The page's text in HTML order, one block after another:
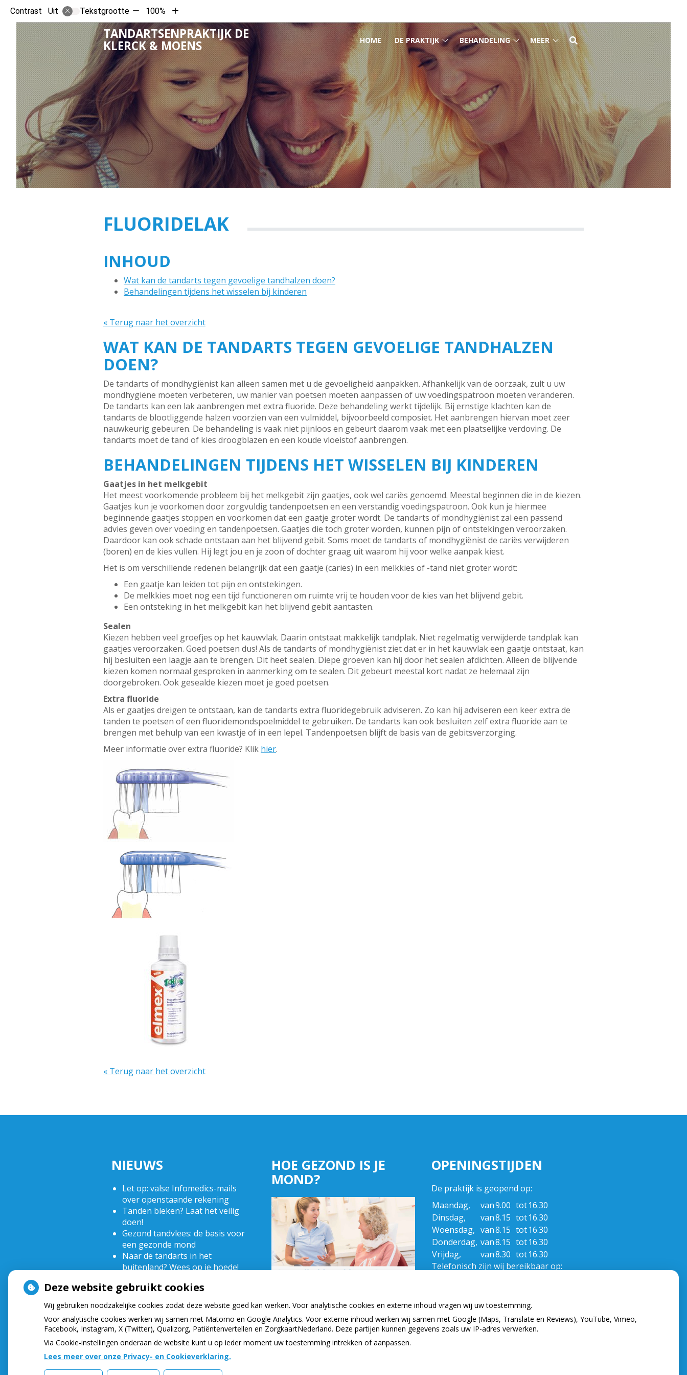
Contrast Uit Tekstgrootte Tekst
verkleinen
met
10%
100%
Tekst
vergroten
met
10%
TANDARTSENPRAKTIJK DE
KLERCK & MOENS HOOFDMENU
HOME DE PRAKTIJK
De
praktijk
submenu
BEHANDELING
Behandeling
submenu
MEER
Meer
submenu
FLUORIDELAK
INHOUD
Wat kan de tandarts tegen gevoelige tandhalzen doen?
Behandelingen tijdens het wisselen bij kinderen
« Terug naar het overzicht
WAT KAN DE TANDARTS TEGEN GEVOELIGE TANDHALZEN
DOEN?
De tandarts of mondhygiënist kan alleen samen met u de gevoeligheid aanpakken. Afhankelijk van de oorzaak, zult u uw
mondhygiëne moeten verbeteren, uw manier van poetsen moeten aanpassen of uw voedingspatroon moeten veranderen.
De tandarts kan een lak aanbrengen met extra fluoride. Deze behandeling werkt tijdelijk. Bij ernstige klachten kan de
tandarts de blootliggende halzen voorzien van een vulmiddel, bijvoorbeeld composiet. Het aanbrengen hiervan moet zeer
nauwkeurig gebeuren. De behandeling is vaak niet pijnloos en gebeurt daarom vaak met een plaatselijke verdoving. De
tandarts moet de tand of kies droogblazen en een koude vloeistof aanbrengen.
BEHANDELINGEN TIJDENS HET WISSELEN BIJ KINDEREN
Gaatjes in het melkgebit
Het meest voorkomende probleem bij het melkgebit zijn gaatjes, ook wel cariës genoemd. Meestal beginnen die in de kiezen.
Gaatjes kun je voorkomen door zorgvuldig tandenpoetsen en een verstandig voedingspatroon. Ook kun je hiermee
beginnende gaatjes stoppen en voorkomen dat een gaatje groter wordt. De tandarts of mondhygiënist zal een passend
advies geven over voeding en tandenpoetsen. Gaatjes die toch groter worden, kunnen pijn of ontstekingen veroorzaken.
Daardoor kan ook schade ontstaan aan het blijvend gebit. Soms moet de tandarts of mondhygiënist de cariës verwijderen
(boren) en de kies vullen. Hij legt jou en je zoon of dochter graag uit waarom hij voor welke aanpak kiest.
Het is om verschillende redenen belangrijk dat een gaatje (cariës) in een melkkies of -tand niet groter wordt:
Een gaatje kan leiden tot pijn en ontstekingen.
De melkkies moet nog een tijd functioneren om ruimte vrij te houden voor de kies van het blijvend gebit.
Een ontsteking in het melkgebit kan het blijvend gebit aantasten.
Sealen
Kiezen hebben veel groefjes op het kauwvlak. Daarin ontstaat makkelijk tandplak. Niet regelmatig verwijderde tandplak kan
gaatjes veroorzaken. Goed poetsen dus! Als de tandarts of mondhygiënist ziet dat er in het kauwvlak een gaatje ontstaat, kan
hij besluiten een laagje aan te brengen. Dit heet sealen. Diepe groeven kan hij door het sealen afdichten. Alleen de blijvende
kiezen komen normaal gesproken in aanmerking om te sealen. Dit gebeurt meestal kort nadat ze helemaal zijn
doorgebroken. Ook gesealde kiezen moet je goed poetsen.
Extra fluoride
Als er gaatjes dreigen te ontstaan, kan de tandarts extra fluoridegebruik adviseren. Zo kan hij adviseren een keer extra de
tanden te poetsen of een fluoridemondspoelmiddel te gebruiken. De tandarts kan ook besluiten zelf extra fluoride aan te
brengen met behulp van een kwastje of in een lepel. Tandenpoetsen blijft de basis van de gebitsverzorging.
Meer informatie over extra fluoride? Klik hier.
« Terug naar het overzicht
NIEUWS
Let op: valse Infomedics-mails
over openstaande rekening
Tanden bleken? Laat het veilig
doen!
Gezond tandvlees: de basis voor
een gezonde mond
Naar de tandarts in het
buitenland? Wees op je hoede!
2025? Check of die aftrekbaar zijn
HOE GEZOND IS JE
MOND?
OPENINGSTIJDEN
De praktijk is geopend op:
Maandag,
van9.00 tot16.30
Dinsdag,
van8.15 tot16.30
Woensdag, van8.15 tot16.30
Donderdag, van8.15 tot16.30
Vrijdag,
van8.30 tot16.30
Telefonisch zijn wij bereikbaar op:
Woensdag, van8.30tot12.00
Donderdag, van8.30tot12.00
Vrijdag,
van8.30tot12.00
Deze website gebruikt cookies
Wij gebruiken noodzakelijke cookies zodat deze website goed kan werken. Voor analytische cookies en externe inhoud vragen wij uw toestemming.
Voor analytische cookies werken wij samen met Matomo en Google Analytics. Voor externe inhoud werken wij samen met Google (Maps, Translate en Reviews), YouTube, Vimeo,
Facebook, Instagram, X (Twitter), Qualizorg, Patiëntenvertellen en ZorgkaartNederland. Deze partijen kunnen gegevens zoals uw IP-adres verwerken.
Via Cookie-instellingen onderaan de website kunt u op ieder moment uw toestemming intrekken of aanpassen.
Lees meer over onze Privacy- en Cookieverklaring.